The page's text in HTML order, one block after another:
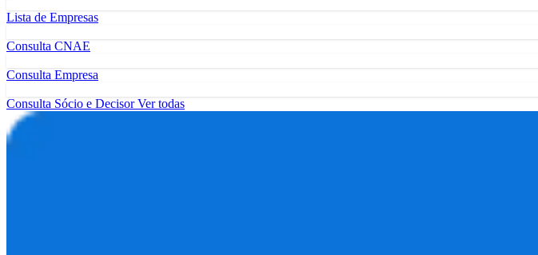
Lista de Empresas
Consulta CNAE
Consulta Empresa
Consulta Sócio e DecisorVer todas